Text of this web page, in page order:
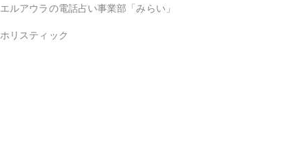
エルアウラの電話占い事業部「みらい」
ホリスティック